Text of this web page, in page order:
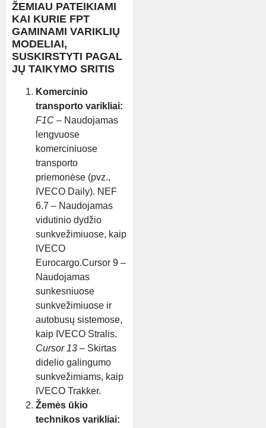
ŽEMIAU PATEIKIAMI
KAI KURIE FPT
GAMINAMI VARIKLIŲ
MODELIAI,
SUSKIRSTYTI PAGAL
JŲ TAIKYMO SRITIS
Komercinio
transporto varikliai:
F1C – Naudojamas
lengvuose
komerciniuose
transporto
priemonėse (pvz.,
IVECO Daily). NEF
6.7 – Naudojamas
vidutinio dydžio
sunkvežimiuose, kaip
IVECO
Eurocargo.Cursor 9 –
Naudojamas
sunkesniuose
sunkvežimiuose ir
autobusų sistemose,
kaip IVECO Stralis.
Cursor 13 – Skirtas
didelio galingumo
sunkvežimiams, kaip
IVECO Trakker.
Žemės ūkio
technikos varikliai: